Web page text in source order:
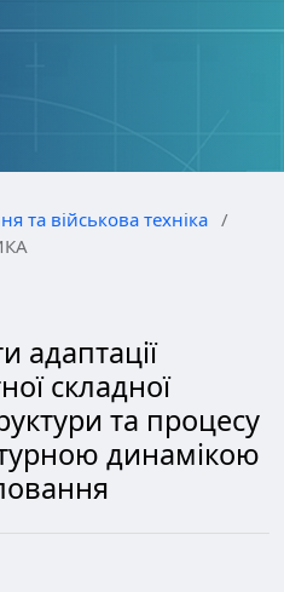
та військова техніка /
адаптації
складної
та процесу
динамікою